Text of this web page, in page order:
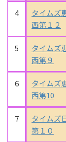
4
タイムズ
西第１２
5
タイムズ
西第９
6
タイムズ
西第10
7
タイムズ
第１０